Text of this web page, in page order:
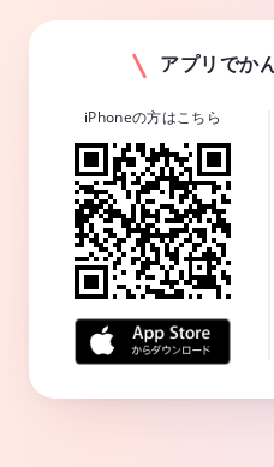
アプリでか
iPhoneの方はこちら